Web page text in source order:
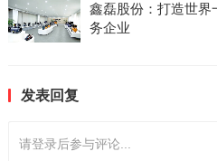
鑫磊股份：打造世界
务企业
发表回复
请登录后参与评论...